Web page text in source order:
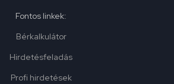
Fontos linkek:
Bérkalkulátor
Hirdetésfeladás
Profi hirdetések